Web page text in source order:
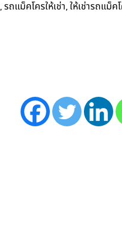
,รถแม็คโครให้เช่า,ให้เช่ารถแม็ค